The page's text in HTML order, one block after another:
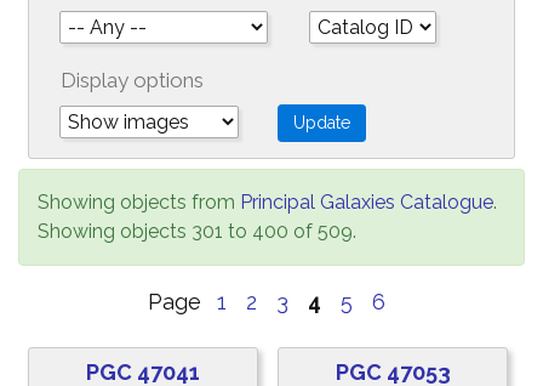
Display options
Showing objects from Principal Galaxies Catalogue.
Showing objects 301 to 400 of 509.
Page 1 2 3 4 5 6
PGC 47041 PGC 47053